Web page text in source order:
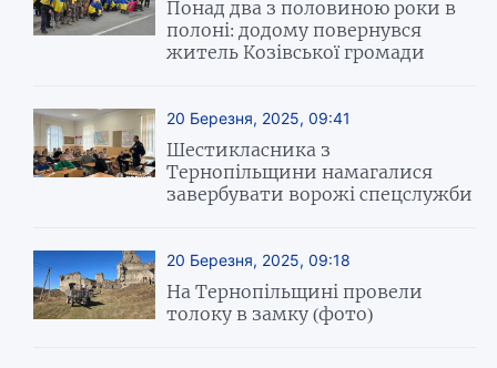
Понад два з половиною роки в
полоні: додому повернувся
житель Козівської громади
20 Березня, 2025, 09:41
Шестикласника з
Тернопільщини намагалися
завербувати ворожі спецслужби
20 Березня, 2025, 09:18
На Тернопільщині провели
толоку в замку (фото)